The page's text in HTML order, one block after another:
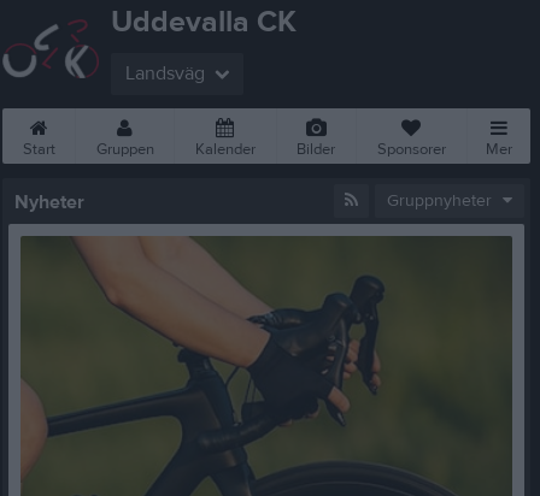
Uddevalla CK
Landsväg
Start Gruppen Kalender Bilder Sponsorer Mer
Nyheter Gruppnyheter